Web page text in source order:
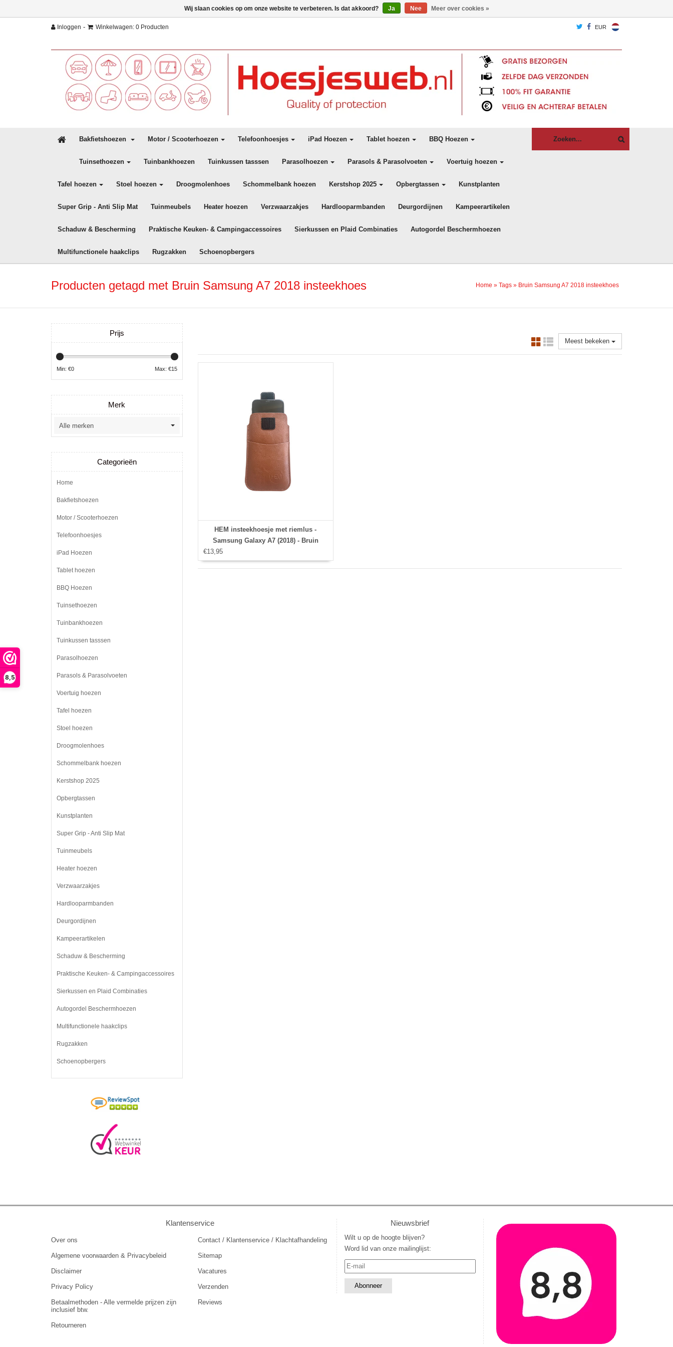
8,5
Inloggen - Winkelwagen: 0 Producten EUR
Bakfietshoezen Motor / Scooterhoezen Telefoonhoesjes iPad Hoezen Tablet hoezen BBQ Hoezen
Tuinsethoezen Tuinbankhoezen Tuinkussen tasssen Parasolhoezen Parasols & Parasolvoeten Voertuig hoezen
Tafel hoezen Stoel hoezen Droogmolenhoes Schommelbank hoezen Kerstshop 2025 Opbergtassen Kunstplanten
Super Grip - Anti Slip Mat Tuinmeubels Heater hoezen Verzwaarzakjes Hardlooparmbanden Deurgordijnen Kampeerartikelen
Schaduw & Bescherming Praktische Keuken- & Campingaccessoires Sierkussen en Plaid Combinaties Autogordel Beschermhoezen
Multifunctionele haakclips Rugzakken Schoenopbergers
Producten getagd met Bruin Samsung A7 2018 insteekhoes Home » Tags » Bruin Samsung A7 2018 insteekhoes
Meest bekeken
HEM insteekhoesje met riemlus -
Samsung Galaxy A7 (2018) - Bruin
€13,95
Prijs
Min: €0 Max: €15
Merk
Categorieën
Home
Bakfietshoezen
Motor / Scooterhoezen
Telefoonhoesjes
iPad Hoezen
Tablet hoezen
BBQ Hoezen
Tuinsethoezen
Tuinbankhoezen
Tuinkussen tasssen
Parasolhoezen
Parasols & Parasolvoeten
Voertuig hoezen
Tafel hoezen
Stoel hoezen
Droogmolenhoes
Schommelbank hoezen
Kerstshop 2025
Opbergtassen
Kunstplanten
Super Grip - Anti Slip Mat
Tuinmeubels
Heater hoezen
Verzwaarzakjes
Hardlooparmbanden
Deurgordijnen
Kampeerartikelen
Schaduw & Bescherming
Praktische Keuken- & Campingaccessoires
Sierkussen en Plaid Combinaties
Autogordel Beschermhoezen
Multifunctionele haakclips
Rugzakken
Schoenopbergers
Klantenservice
Over ons
Algemene voorwaarden & Privacybeleid
Disclaimer
Privacy Policy
Betaalmethoden - Alle vermelde prijzen zijn
inclusief btw.
Retourneren
Contact / Klantenservice / Klachtafhandeling
Sitemap
Vacatures
Verzenden
Reviews
Nieuwsbrief
Wilt u op de hoogte blijven?
Word lid van onze mailinglijst:
Wij slaan cookies op om onze website te verbeteren. Is dat akkoord? Ja Nee Meer over cookies »